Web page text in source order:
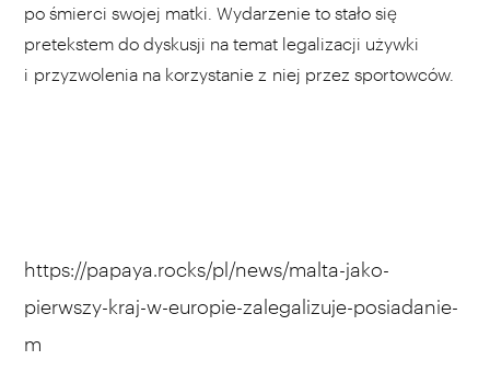
po śmierci swojej matki. Wydarzenie to stało się
pretekstem do dyskusji na temat legalizacji używki
i przyzwolenia na korzystanie z niej przez sportowców.
https://papaya.rocks/pl/news/malta-jako-
pierwszy-kraj-w-europie-zalegalizuje-posiadanie-
m